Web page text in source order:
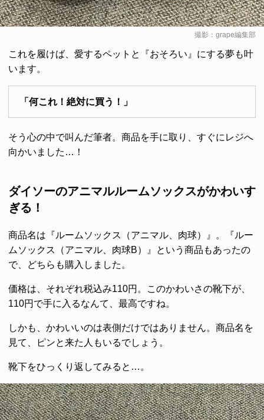
撮影：grape編集部
これを履けば、愛するペットと『おそろい』にする夢も叶
います。
「何これ！絶対に買う！」
そう心の中で叫んだ筆者。商品を手に取り、すぐにレジへ
向かいました…！
ダイソーのアニマルルームソックスがかわいす
ぎる！
商品名は『ルームソックス（アニマル、肉球）』。『ルー
ムソックス（アニマル、肉球B）』という商品もあったの
で、どちらも購入しました。
価格は、それぞれ税込み110円。このかわいさの靴下が、
110円で手に入るなんて、最高ですね。
しかも、かわいいのは表側だけではありません。商品名を
見て、ピンと来た人もいるでしょう。
靴下をひっくり返してみると…。